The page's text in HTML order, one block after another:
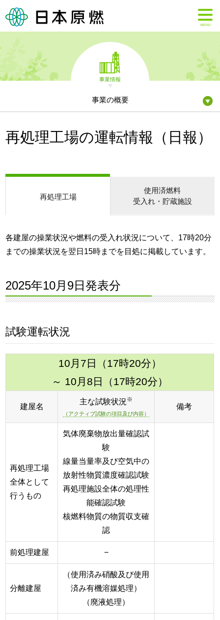
MENU
事業情報
事業の概要
再処理工場の運転情報（日報）
再処理工場
使用済燃料
受入れ・貯蔵施設
各建屋の操業状況や燃料の受入れ状況について、17時20分
までの操業状況を翌日15時までを目処に掲載しています。
2025年10月9日発表分
試験運転状況
10月7日（17時20分）
～ 10月8日（17時20分）
建屋名
主な試験状況※
（アクティブ試験の項目及び内容）
備考
再処理工場
全体として
行うもの
気体廃棄物放出量確認試
験
線量当量率及び空気中の
放射性物質濃度確認試験
再処理施設全体の処理性
能確認試験
核燃料物質の物質収支確
認
前処理建屋 −
分離建屋
（使用済み硝酸及び使用
済み有機溶媒処理）
（廃液処理）